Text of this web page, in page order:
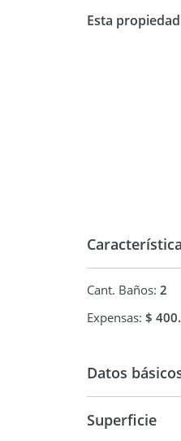
Además, con
financiación.
Consúltanos
Esta
Cant. Baños: 2
Expensas: $
Datos
Superficie